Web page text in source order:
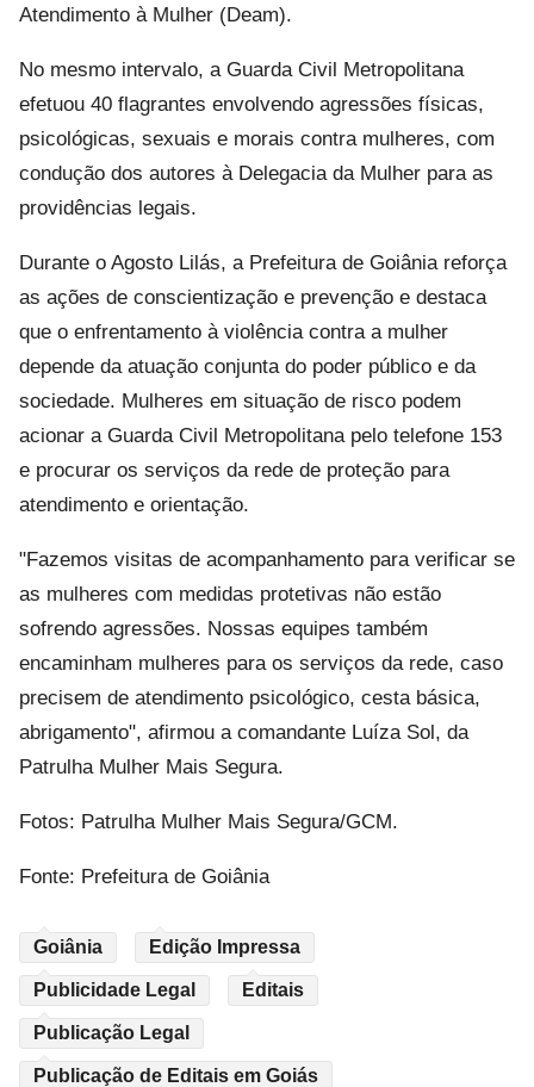
Atendimento à Mulher (Deam).
No mesmo intervalo, a Guarda Civil Metropolitana
efetuou 40 flagrantes envolvendo agressões físicas,
psicológicas, sexuais e morais contra mulheres, com
condução dos autores à Delegacia da Mulher para as
providências legais.
Durante o Agosto Lilás, a Prefeitura de Goiânia reforça
as ações de conscientização e prevenção e destaca
que o enfrentamento à violência contra a mulher
depende da atuação conjunta do poder público e da
sociedade. Mulheres em situação de risco podem
acionar a Guarda Civil Metropolitana pelo telefone 153
e procurar os serviços da rede de proteção para
atendimento e orientação.
"Fazemos visitas de acompanhamento para verificar se
as mulheres com medidas protetivas não estão
sofrendo agressões. Nossas equipes também
encaminham mulheres para os serviços da rede, caso
precisem de atendimento psicológico, cesta básica,
abrigamento", afirmou a comandante Luíza Sol, da
Patrulha Mulher Mais Segura.
Fotos: Patrulha Mulher Mais Segura/GCM.
Fonte: Prefeitura de Goiânia
Goiânia Edição Impressa
Publicidade Legal Editais
Publicação Legal
Publicação de Editais em Goiás